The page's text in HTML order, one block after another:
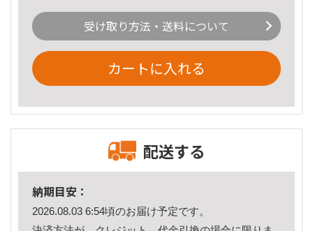
受け取り方法・送料について
カートに入れる
配送する
納期目安：
2026.08.03 6:54頃のお届け予定です。